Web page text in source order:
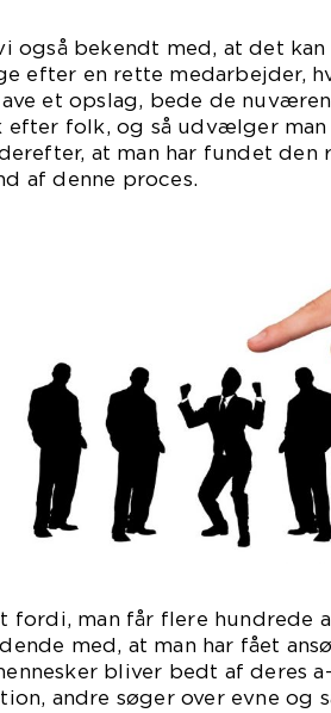
også bekendt med, at det
efter en rette medarbejder,
et opslag, bede de
folk, og så udvælger man
at man har fundet den
af denne proces.
fordi, man får flere hundrede
med, at man har fået
bliver bedt af deres
andre søger over evne og